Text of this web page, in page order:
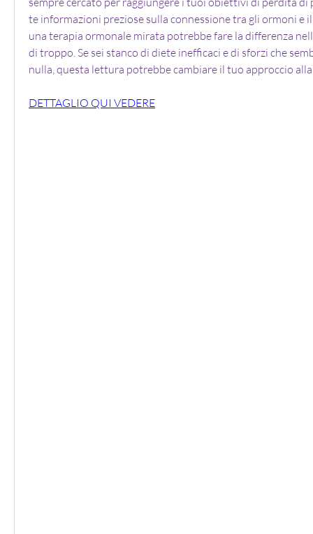
te informazioni preziose sulla connessione tra gli ormoni e
una terapia ormonale mirata potrebbe fare la differenza
di troppo. Se sei stanco di diete inefficaci e di sforzi che
nulla, questa lettura potrebbe cambiare il tuo approccio
DETTAGLIO QUI VEDERE